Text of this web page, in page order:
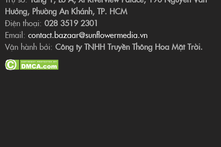
Hưởng, Phường An Khánh, TP. HCM
Điện thoại: 028 3519 2301
Email: contact.bazaar@sunflowermedia.vn
Vận hành bởi: Công ty TNHH Truyền Thông Hoa Mặt Trời.